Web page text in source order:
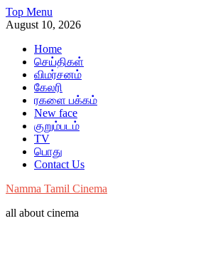
Skip
to
Top Menu
August 10, 2026
Home
செய்திகள்
விமர்சனம்
கேலரி
ரகளை பக்கம்
New face
குறும்படம்
TV
பொது
Contact Us
Namma Tamil Cinema
all about cinema